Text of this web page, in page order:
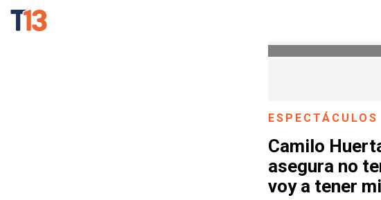
ESPECTÁCULOS
Camilo
asegura no
voy a tener